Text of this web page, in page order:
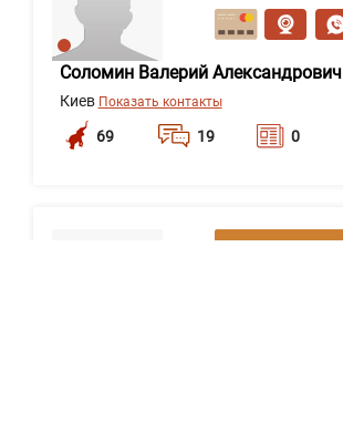
Соломин Валерий Александрович
Киев Показать контакты
69 19 0
сообщение